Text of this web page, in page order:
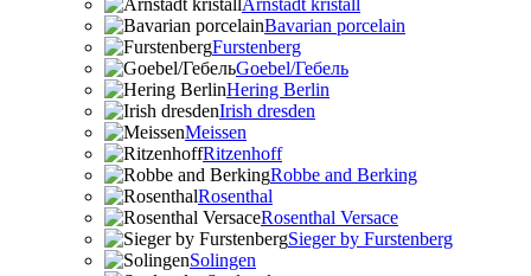
Arnstadt kristall
Bavarian porcelain
Furstenberg
Goebel/Гебель
Hering Berlin
Irish dresden
Meissen
Ritzenhoff
Robbe and Berking
Rosenthal
Rosenthal Versace
Sieger by Furstenberg
Solingen